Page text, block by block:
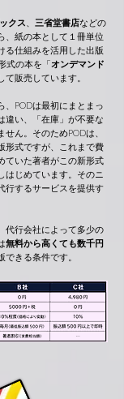
クス、 三省堂書店などの
、紙の本として１冊単位
る仕組みを活用した出版
式の本を「オンデマンド
て販売しています。
PODは最初にまとまっ
違い、「在庫」が不要な
ん。そのためPODは、
形式ですが、これまで費
ていた著者がこの新形式
はじめています。​そのニ
行するサービスを提供す
代行会社によって多少の
無料から高くても数千円
きる条件です。